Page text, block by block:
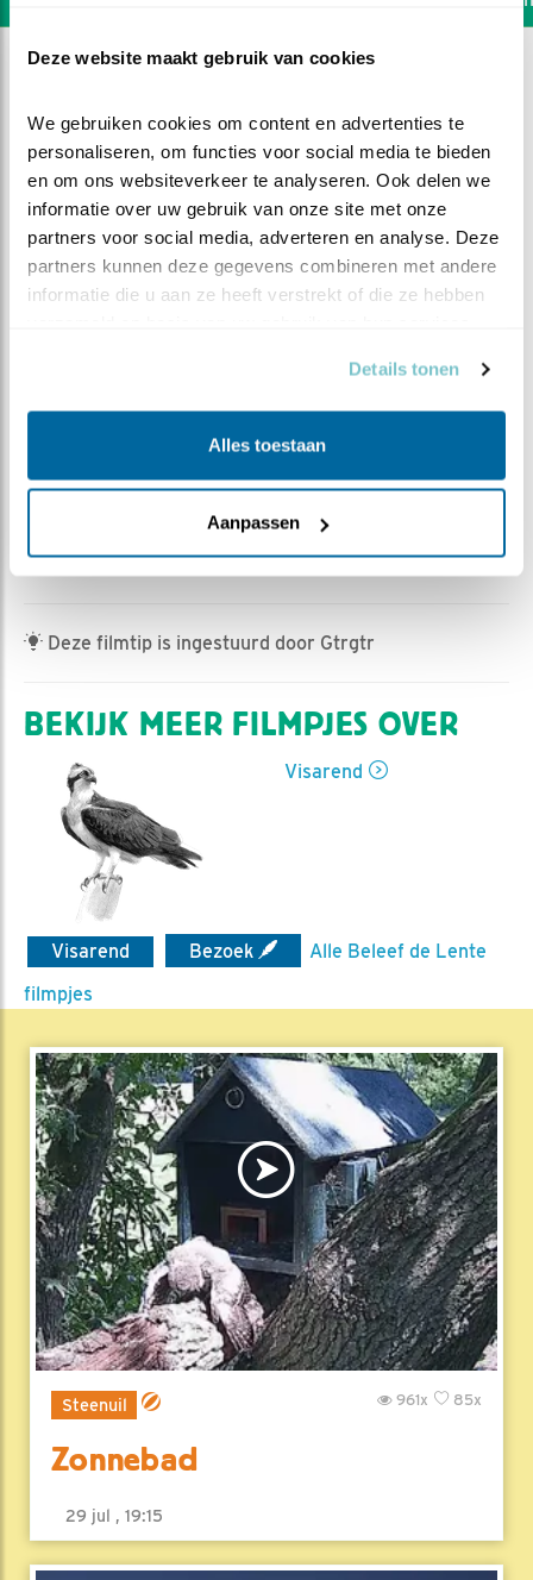
Deze website maakt gebruik van cookies
We gebruiken cookies om content en advertenties te
personaliseren, om functies voor social media te bieden
en om ons websiteverkeer te analyseren. Ook delen we
informatie over uw gebruik van onze site met onze
partners voor social media, adverteren en analyse. Deze
partners kunnen deze gegevens combineren met andere
informatie die u aan ze heeft verstrekt of die ze hebben
Details tonen
Alles toestaan
Aanpassen
In afwachting van...
Romke Visser | Geplaatst op 22 maart 2023, 6:15 |
Vind ik leuk| Bewaar dit filmpje| 423x
Deze filmtip is ingestuurd door Gtrgtr
BEKIJK MEER FILMPJES OVER
Visarend
Visarend Bezoek
Alle Beleef de Lente
filmpjes
Steenuil 85x
961x
Zonnebad
29 jul , 19:15